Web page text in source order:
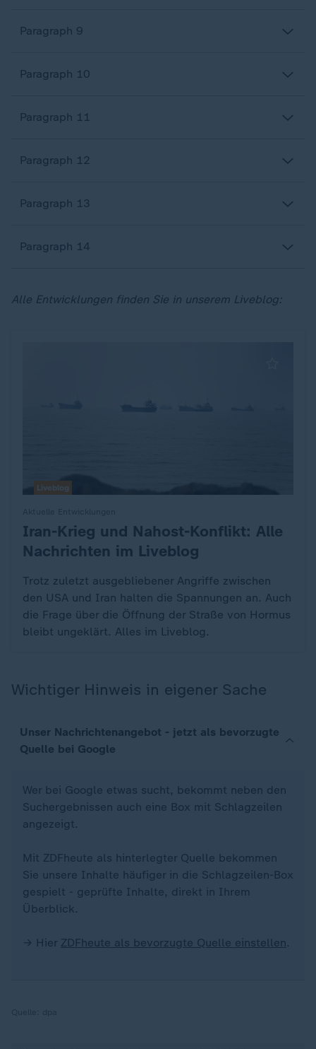
Paragraph 9
Paragraph 10
Paragraph 11
Paragraph 12
Paragraph 13
Paragraph 14
Alle Entwicklungen finden Sie in unserem Liveblog:
:Iran-Krieg und Nahost-Konflikt: Alle
Nachrichten im Liveblog
Trotz zuletzt ausgebliebener Angriffe zwischen
den USA und Iran halten die Spannungen an. Auch
die Frage über die Öffnung der Straße von Hormus
bleibt ungeklärt. Alles im Liveblog.
Liveblog
Wichtiger Hinweis in eigener Sache
Unser Nachrichtenangebot - jetzt als bevorzugte
Quelle bei Google
Wer bei Google etwas sucht, bekommt neben den
Suchergebnissen auch eine Box mit Schlagzeilen
angezeigt.
Mit ZDFheute als hinterlegter Quelle bekommen
Sie unsere Inhalte häufiger in die Schlagzeilen-Box
gespielt - geprüfte Inhalte, direkt in Ihrem
Überblick.
→ Hier ZDFheute als bevorzugte Quelle einstellen.